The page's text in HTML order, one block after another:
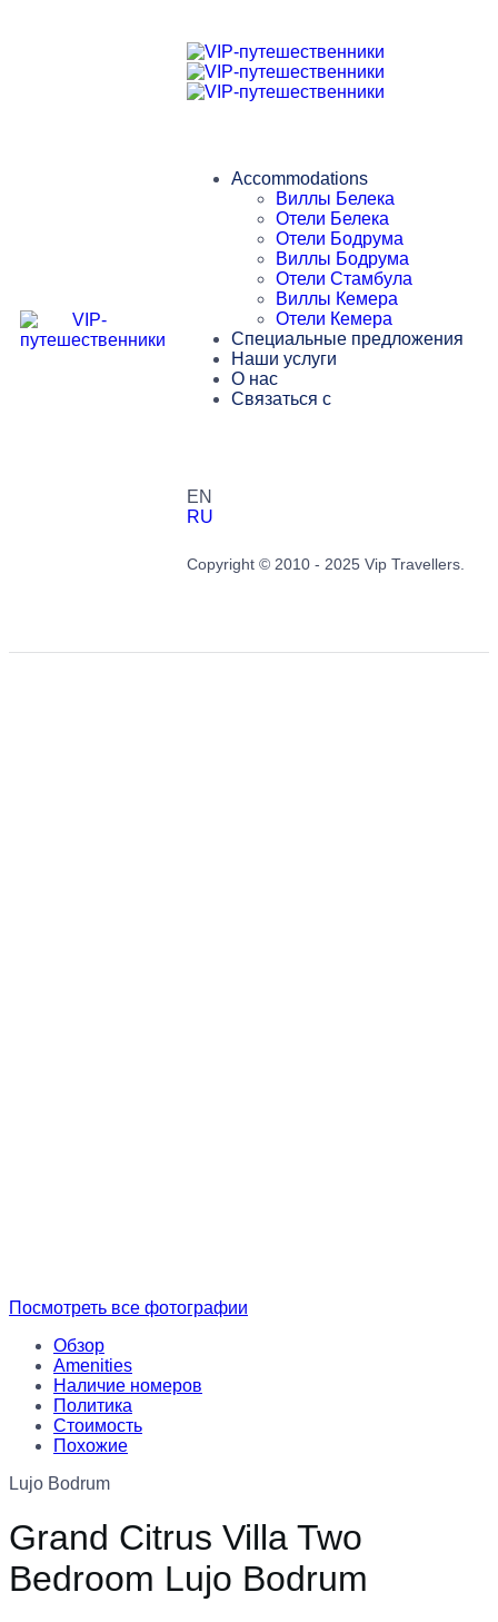
Accommodations
Виллы Белека
Отели Белека
Отели Бодрума
Виллы Бодрума
Отели Стамбула
Виллы Кемера
Отели Кемера
Специальные предложения
Наши услуги
О нас
Связаться с
EN
RU
Copyright © 2010 - 2025 Vip Travellers.
Посмотреть все фотографии
Обзор
Amenities
Наличие номеров
Политика
Стоимость
Похожие
Lujo Bodrum
Grand Citrus Villa Two
Bedroom Lujo Bodrum